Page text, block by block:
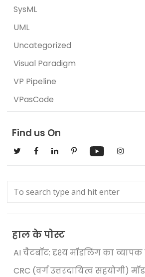
SysML
UML
Uncategorized
Visual Paradigm
VP Pipeline
VPasCode
Find us On
हाल के पोस्ट
AI चैटबॉट: दृश्य मॉडलिंग का व्यापक
CRC (वर्ग उत्तरदायित्व सहयोगी)